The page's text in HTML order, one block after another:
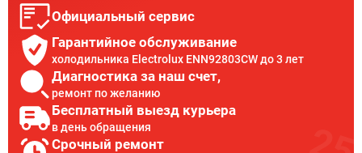
Официальный сервис
Гарантийное обслуживание
холодильника Electrolux ENN92803CW до 3 лет
Диагностика за наш счет,
ремонт по желанию
Бесплатный выезд курьера
в день обращения
Срочный ремонт